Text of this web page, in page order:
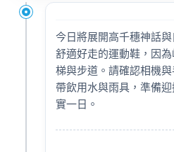
今日將展開高千穗神話
舒適好走的運動鞋，因
梯與步道。請確認相機
帶飲用水與雨具，準備
實一日。